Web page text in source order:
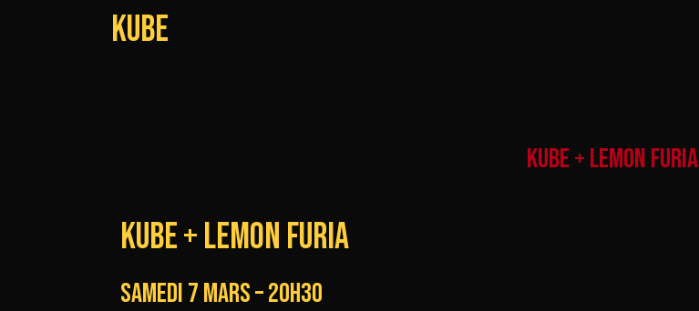
kube
KUBE + LEMON FURIA
KUBE + LEMON FURIA
samedi 7 mars – 20h30